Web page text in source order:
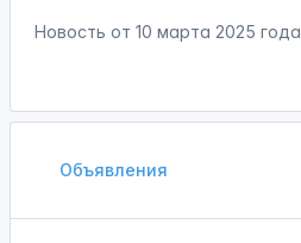
Новость от 10 марта 2025 года
Объявления